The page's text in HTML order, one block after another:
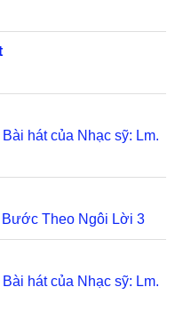
Bài hát của Nhạc sỹ: Lm.
Bước Theo Ngôi Lời 3
Bài hát của Nhạc sỹ: Lm.